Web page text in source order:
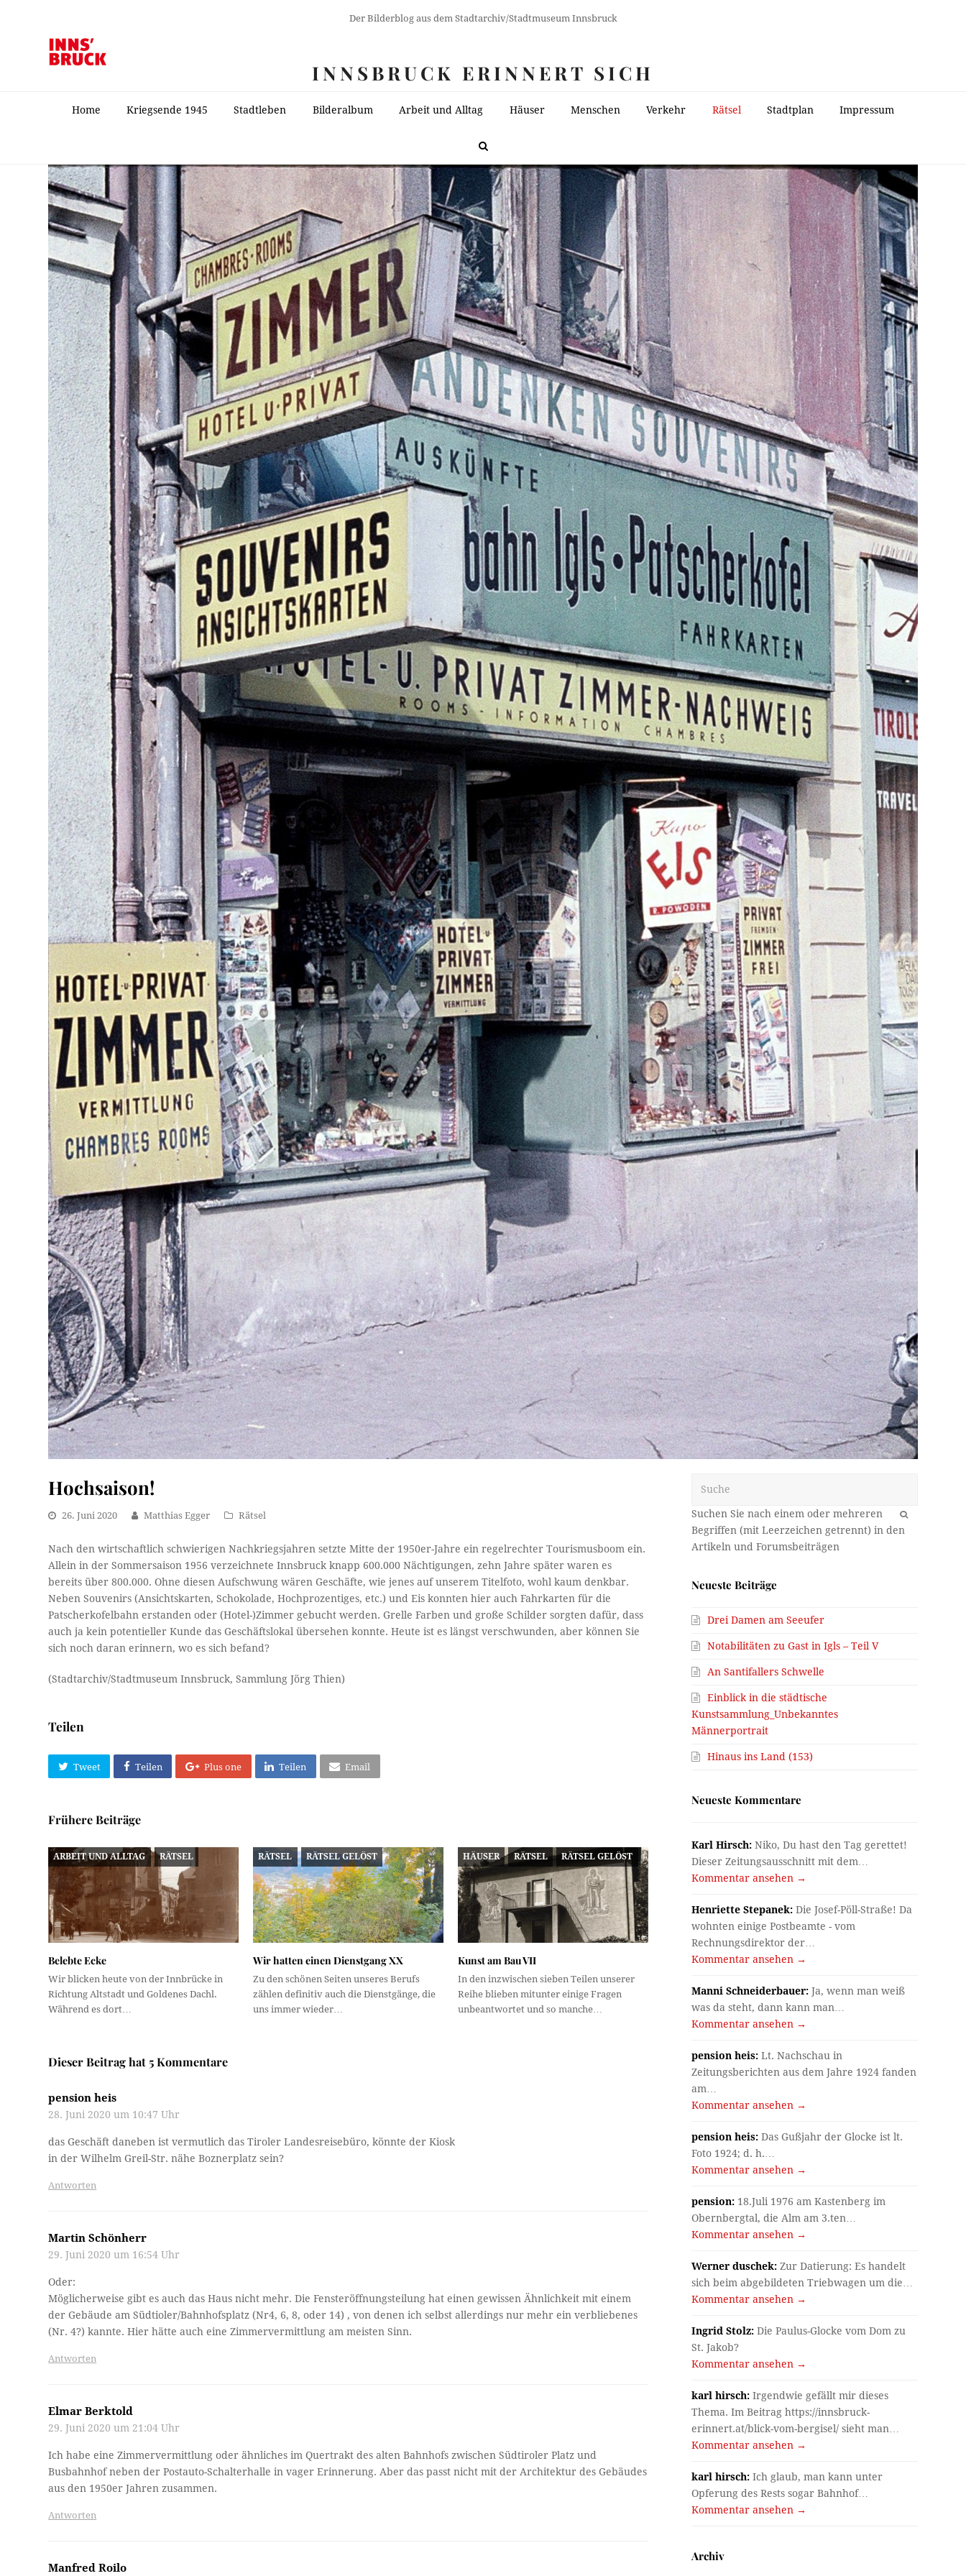
Der Bilderblog aus dem Stadtarchiv/Stadtmuseum Innsbruck
INNSBRUCK ERINNERT SICH
Home Kriegsende 1945 Stadtleben Bilderalbum Arbeit und Alltag Häuser Menschen Verkehr Rätsel Stadtplan Impressum
Hochsaison!
26. Juni 2020 Matthias Egger Rätsel
Nach den wirtschaftlich schwierigen Nachkriegsjahren setzte Mitte der 1950er-Jahre ein regelrechter Tourismusboom ein.
Allein in der Sommersaison 1956 verzeichnete Innsbruck knapp 600.000 Nächtigungen, zehn Jahre später waren es
bereits über 800.000. Ohne diesen Aufschwung wären Geschäfte, wie jenes auf unserem Titelfoto, wohl kaum denkbar.
Neben Souvenirs (Ansichtskarten, Schokolade, Hochprozentiges, etc.) und Eis konnten hier auch Fahrkarten für die
Patscherkofelbahn erstanden oder (Hotel-)Zimmer gebucht werden. Grelle Farben und große Schilder sorgten dafür, dass
auch ja kein potentieller Kunde das Geschäftslokal übersehen konnte. Heute ist es längst verschwunden, aber können Sie
sich noch daran erinnern, wo es sich befand?
(Stadtarchiv/Stadtmuseum Innsbruck, Sammlung Jörg Thien)
Teilen
Tweet Teilen Plus one Teilen Email
Frühere Beiträge
ARBEIT UND ALLTAG RÄTSEL
Belebte Ecke
Wir blicken heute von der Innbrücke in
Richtung Altstadt und Goldenes Dachl.
Während es dort…
RÄTSEL RÄTSEL GELÖST
Wir hatten einen Dienstgang XX
Zu den schönen Seiten unseres Berufs
zählen definitiv auch die Dienstgänge, die
uns immer wieder…
HÄUSER RÄTSEL RÄTSEL GELÖST
Kunst am Bau VII
In den inzwischen sieben Teilen unserer
Reihe blieben mitunter einige Fragen
unbeantwortet und so manche…
Dieser Beitrag hat 5 Kommentare
pension heis
28. Juni 2020 um 10:47 Uhr
das Geschäft daneben ist vermutlich das Tiroler Landesreisebüro, könnte der Kiosk
in der Wilhelm Greil-Str. nähe Boznerplatz sein?
Antworten
Martin Schönherr
29. Juni 2020 um 16:54 Uhr
Oder:
Möglicherweise gibt es auch das Haus nicht mehr. Die Fensteröffnungsteilung hat einen gewissen Ähnlichkeit mit einem
der Gebäude am Südtioler/Bahnhofsplatz (Nr4, 6, 8, oder 14) , von denen ich selbst allerdings nur mehr ein verbliebenes
(Nr. 4?) kannte. Hier hätte auch eine Zimmervermittlung am meisten Sinn.
Antworten
Elmar Berktold
29. Juni 2020 um 21:04 Uhr
Ich habe eine Zimmervermittlung oder ähnliches im Quertrakt des alten Bahnhofs zwischen Südtiroler Platz und
Busbahnhof neben der Postauto-Schalterhalle in vager Erinnerung. Aber das passt nicht mit der Architektur des Gebäudes
aus den 1950er Jahren zusammen.
Antworten
Manfred Roilo
OK
Neueste Beiträge
Drei Damen am Seeufer
Notabilitäten zu Gast in Igls – Teil V
An Santifallers Schwelle
Einblick in die städtische
Kunstsammlung_Unbekanntes
Männerportrait
Hinaus ins Land (153)
Neueste Kommentare
Karl Hirsch: Niko, Du hast den Tag gerettet!
Dieser Zeitungsausschnitt mit dem…
Kommentar ansehen →
Henriette Stepanek: Die Josef-Pöll-Straße! Da
wohnten einige Postbeamte - vom
Rechnungsdirektor der…
Kommentar ansehen →
Manni Schneiderbauer: Ja, wenn man weiß
was da steht, dann kann man…
Kommentar ansehen →
pension heis: Lt. Nachschau in
Zeitungsberichten aus dem Jahre 1924 fanden
am…
Kommentar ansehen →
pension heis: Das Gußjahr der Glocke ist lt.
Foto 1924; d. h.…
Kommentar ansehen →
pension: 18.Juli 1976 am Kastenberg im
Obernbergtal, die Alm am 3.ten…
Kommentar ansehen →
Werner duschek: Zur Datierung: Es handelt
sich beim abgebildeten Triebwagen um die…
Kommentar ansehen →
Ingrid Stolz: Die Paulus-Glocke vom Dom zu
St. Jakob?
Kommentar ansehen →
karl hirsch: Irgendwie gefällt mir dieses
Thema. Im Beitrag https://innsbruck-
erinnert.at/blick-vom-bergisel/ sieht man…
Kommentar ansehen →
karl hirsch: Ich glaub, man kann unter
Opferung des Rests sogar Bahnhof…
Kommentar ansehen →
Archiv